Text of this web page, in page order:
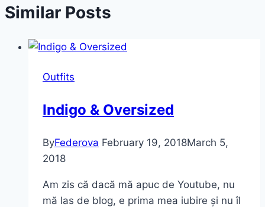
Similar Posts
Outfits
Indigo & Oversized
ByFederova February 19, 2018March 5,
2018
Am zis că dacă mă apuc de Youtube, nu
mă las de blog, e prima mea iubire și nu îl